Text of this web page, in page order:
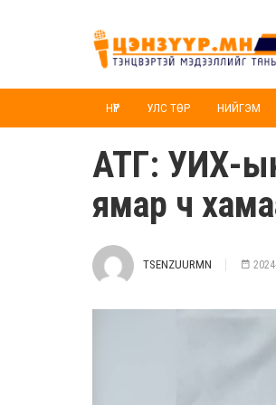
НҮҮР УЛС ТӨР НИЙГЭМ
АТГ: УИХ-ын
ямар ч
TSENZUURMN